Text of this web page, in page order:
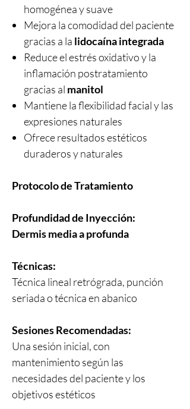
homogénea y suave
Mejora la comodidad del paciente
gracias a la lidocaína integrada
Reduce el estrés oxidativo y la
inflamación postratamiento
gracias al manitol
Mantiene la flexibilidad facial y las
expresiones naturales
Ofrece resultados estéticos
duraderos y naturales
Protocolo de Tratamiento
Profundidad de Inyección:
Dermis media a profunda
Técnicas:
Técnica lineal retrógrada, punción
seriada o técnica en abanico
Sesiones Recomendadas:
Una sesión inicial, con
mantenimiento según las
necesidades del paciente y los
objetivos estéticos